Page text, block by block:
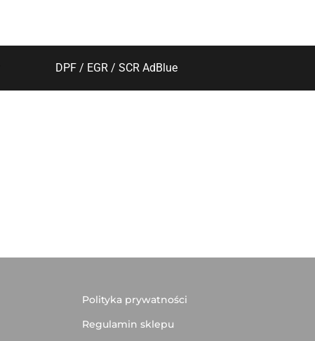
DPF / EGR / SCR AdBlue
Polityka prywatności
Regulamin sklepu